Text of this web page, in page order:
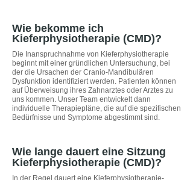
Wie bekomme ich
Kieferphysiotherapie (CMD)?
Die Inanspruchnahme von Kieferphysiotherapie
beginnt mit einer gründlichen Untersuchung, bei
der die Ursachen der Cranio-Mandibulären
Dysfunktion identifiziert werden. Patienten können
auf Überweisung ihres Zahnarztes oder Arztes zu
uns kommen. Unser Team entwickelt dann
individuelle Therapiepläne, die auf die spezifischen
Bedürfnisse und Symptome abgestimmt sind.
Wie lange dauert eine Sitzung
Kieferphysiotherapie (CMD)?